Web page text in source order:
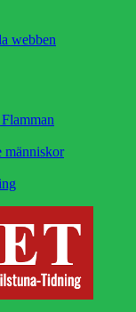
webben
människor